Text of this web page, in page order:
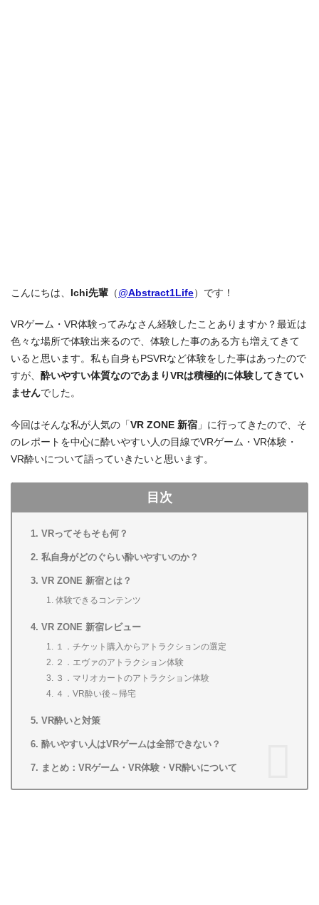
こんにちは、 Ichi先輩 （ @Abstract1Life）です！
VRゲーム・VR体験ってみなさん経験したことありますか？最近は
色々な場所で体験出来るので、体験した事のある方も増えてきて
いると思います。私も自身もPSVRなど体験をした事はあったので
すが、 酔いやすい体質なのであまりVRは積極的に体験してきてい
ませんでした。
今回はそんな私が人気の「VR ZONE 新宿 」に行ってきたので、そ
のレポートを中心に酔いやすい人の目線でVRゲーム・VR体験・
VR酔いについて語っていきたいと思います。
目次
VRってそもそも何？
私自身がどのぐらい酔いやすいのか？
VR ZONE 新宿とは？
体験できるコンテンツ
VR ZONE 新宿レビュー
１．チケット購入からアトラクションの選定
２．エヴァのアトラクション体験
３．マリオカートのアトラクション体験
４．VR酔い後～帰宅
VR酔いと対策
酔いやすい人はVRゲームは全部できない？
まとめ：VRゲーム・VR体験・VR酔いについて